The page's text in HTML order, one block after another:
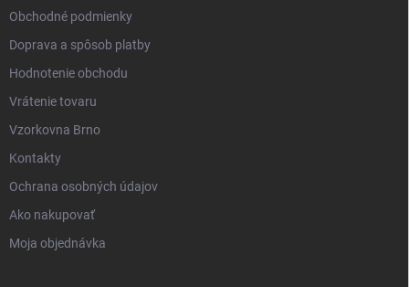
Obchodné podmienky
Doprava a spôsob platby
Hodnotenie obchodu
Vrátenie tovaru
Vzorkovna Brno
Kontakty
Ochrana osobných údajov
Ako nakupovať
Moja objednávka